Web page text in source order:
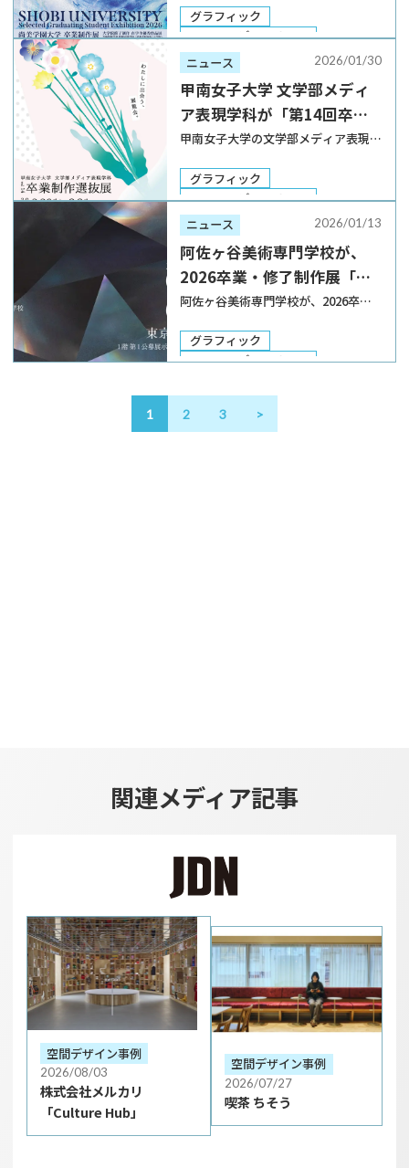
「尚美学園大学 卒業制作展 大学院修
了制作 在学生優秀作品展」を2026年2
月12日から2月15日まで、東京芸術劇
場Gallery 1・2にて開催する。 […]
グラフィック
DTP・エディトリアル
Web・UI／UX
卒業制作展
ニュース 2026/01/30
甲南女子大学 文学部メディ
ア表現学科が「第14回卒業
制作選抜展」を開催
甲南女子大学の文学部メディア表現学
2026年2月26日から3月3日まで、兵
庫・神戸のアート〇美空間Sagaで開
催する。 2006年に開設した同学科で
は、多様なメディアの特徴を学び、体
験を […]
グラフィック
DTP・エディトリアル
Web・UI／UX
卒業制作展
ニュース 2026/01/13
阿佐ヶ谷美術専門学校が、
2026卒業・修了制作展「瞬
刻」を東京都美術館で開催
阿佐ヶ谷美術専門学校が、2026卒
26日まで開催する。会場は、同校と
しては初となる東京都美術館1F 第1公
要、入場料無料。 同展では、2025年
度 […]
グラフィック
DTP・エディトリアル
建築・インテリア
卒業制作展
1 2 3 >
関連メディア記事
空間デザイン事例
2026/08/03
株式会社メルカリ
「Culture Hub」
空間デザイン事例
2026/07/27
喫茶 ちそう